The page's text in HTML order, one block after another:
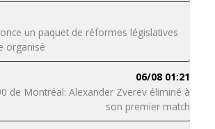
un paquet de réformes législatives
organisé
06/08 01:21
de Montréal: Alexander Zverev éliminé à
son premier match